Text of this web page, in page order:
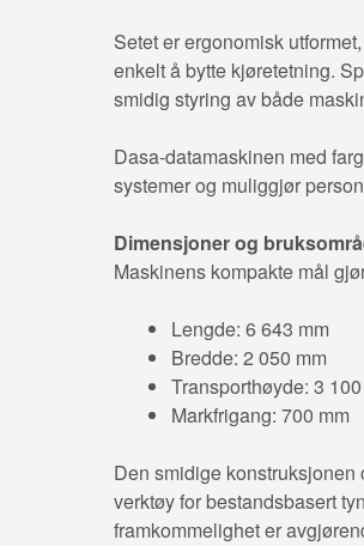
Setet er ergonomisk
enkelt å bytte kjøretetning.
smidig styring av både
Dasa-datamaskinen med
systemer og muliggjør
Dimensjoner og
Maskinens kompakte mål
Lengde: 6 643 mm
Bredde: 2 050 mm
Transporthøyde: 3
Markfrigang: 700 mm
Den smidige
verktøy for bestandsbasert
framkommelighet er